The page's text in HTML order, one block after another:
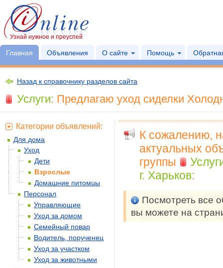
Узнай нужное и преуспей
Главная Объявления О сайте Помощь
Назад к справочнику разделов сайта
Услуги: Предлагаю уход сиделки
К сожалению,
актуальных
группы
г. Харьков:
Посмотреть все
вы можете на
Категории объявлений:
Для дома
Уход
Дети
Взрослые
Домашние питомцы
Персонал
Управляющие
Уход за домом
Семейный повар
Водитель, порученец
Уход за участком
Уход за животными